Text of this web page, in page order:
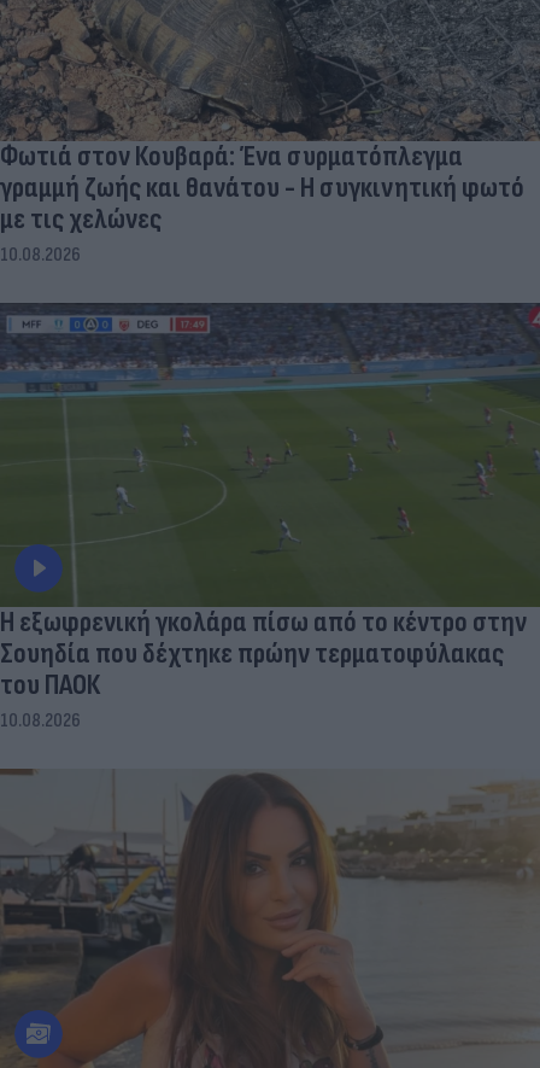
Φωτιά στον Κουβαρά: Ένα συρματόπλεγμα
γραμμή ζωής και θανάτου - Η συγκινητική φωτό
με τις χελώνες
10.08.2026
Η εξωφρενική γκολάρα πίσω από το κέντρο στην
Σουηδία που δέχτηκε πρώην τερματοφύλακας
του ΠΑΟΚ
10.08.2026